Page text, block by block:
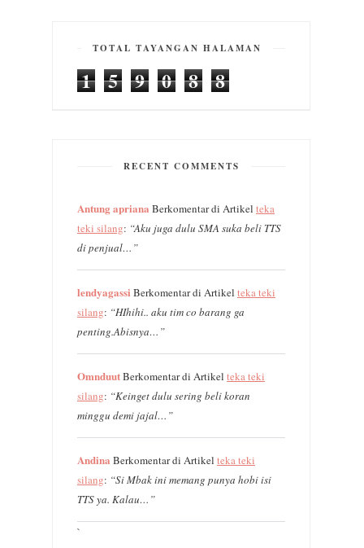
TOTAL TAYANGAN HALAMAN
1 5 9 0 8 8
RECENT COMMENTS
Antung apriana Berkomentar di Artikel teka
teki silang: “Aku juga dulu SMA suka beli TTS
di penjual…”
lendyagassi Berkomentar di Artikel teka teki
silang: “HIhihi.. aku tim co barang ga
penting.Abisnya…”
OmnduutBerkomentar di Artikel teka teki
silang: “Keinget dulu sering beli koran
minggu demi jajal…”
Andina Berkomentar di Artikel teka teki
silang: “Si Mbak ini memang punya hobi isi
TTS ya. Kalau…”
`